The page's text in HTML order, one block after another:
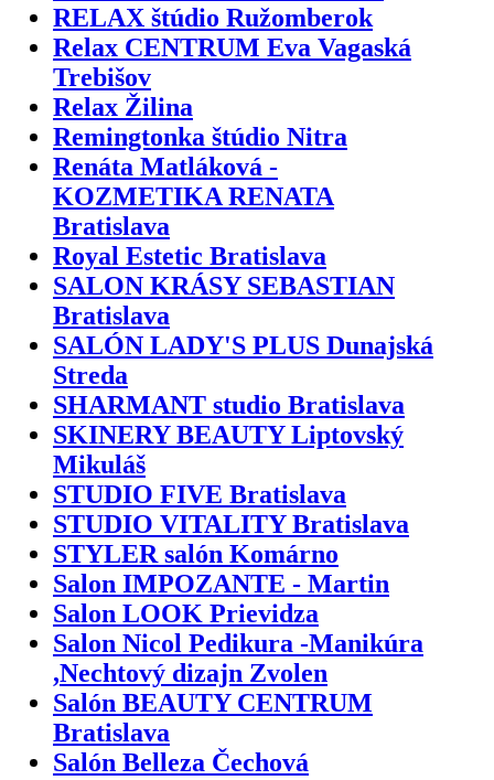
RELAX štúdio Ružomberok
Relax CENTRUM Eva Vagaská
Trebišov
Relax Žilina
Remingtonka štúdio Nitra
Renáta Matláková -
KOZMETIKA RENATA
Bratislava
Royal Estetic Bratislava
SALON KRÁSY SEBASTIAN
Bratislava
SALÓN LADY'S PLUS Dunajská
Streda
SHARMANT studio Bratislava
SKINERY BEAUTY Liptovský
Mikuláš
STUDIO FIVE Bratislava
STUDIO VITALITY Bratislava
STYLER salón Komárno
Salon IMPOZANTE - Martin
Salon LOOK Prievidza
Salon Nicol Pedikura -Manikúra
,Nechtový dizajn Zvolen
Salón BEAUTY CENTRUM
Bratislava
Salón Belleza Čechová